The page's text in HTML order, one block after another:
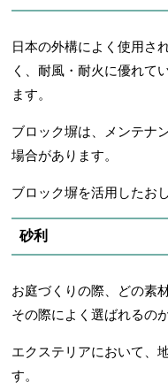
日本の外構によく使用さ
く、耐風・耐火に優れて
ます。
ブロック塀は、メンテナ
場合があります。
ブロック塀を活用したお
砂利
お庭づくりの際、どの素
その際によく選ばれるの
エクステリアにおいて、
す。